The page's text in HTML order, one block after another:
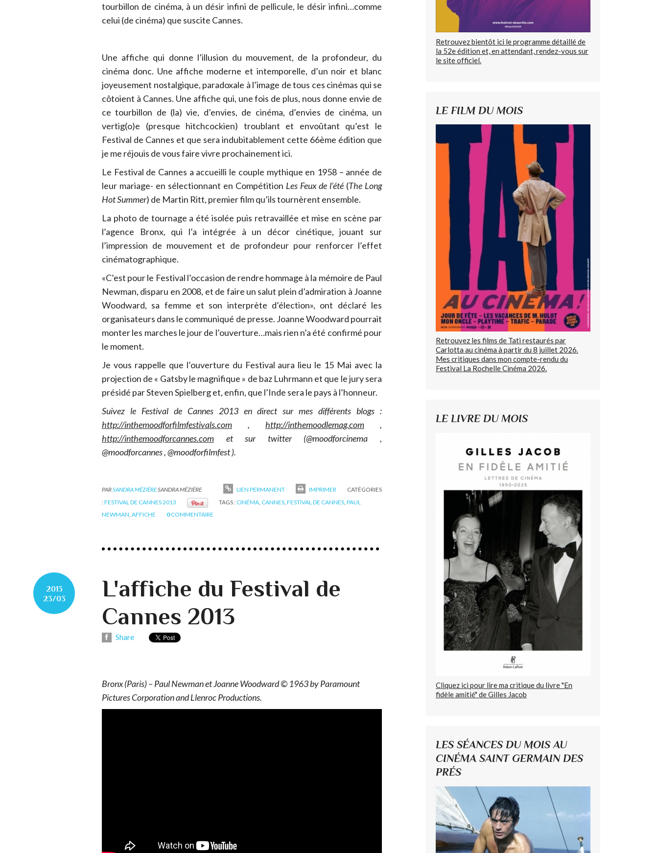
tourbillon de cinéma, à un désir infini de pellicule, le désir infini…comme
celui (de cinéma) que suscite Cannes.
Une affiche qui donne l’illusion du mouvement, de la profondeur, du
cinéma donc. Une affiche moderne et intemporelle, d’un noir et blanc
joyeusement nostalgique, paradoxale à l’image de tous ces cinémas qui se
côtoient à Cannes. Une affiche qui, une fois de plus, nous donne envie de
ce tourbillon de (la) vie, d’envies, de cinéma, d’envies de cinéma, un
vertig(o)e (presque hitchcockien) troublant et envoûtant qu’est le
Festival de Cannes et que sera indubitablement cette 66ème édition que
je me réjouis de vous faire vivre prochainement ici.
Le Festival de Cannes a accueilli le couple mythique en 1958 – année de
leur mariage- en sélectionnant en Compétition Les Feux de l’été (The Long
Hot Summer) de Martin Ritt, premier film qu’ils tournèrent ensemble.
La photo de tournage a été isolée puis retravaillée et mise en scène par
l’agence Bronx, qui l’a intégrée à un décor cinétique, jouant sur
l’impression de mouvement et de profondeur pour renforcer l’effet
cinématographique.
«C’est pour le Festival l’occasion de rendre hommage à la mémoire de Paul
Newman, disparu en 2008, et de faire un salut plein d’admiration à Joanne
Woodward, sa femme et son interprète d’élection», ont déclaré les
organisateurs dans le communiqué de presse. Joanne Woodward pourrait
monter les marches le jour de l’ouverture…mais rien n’a été confirmé pour
le moment.
Je vous rappelle que l’ouverture du Festival aura lieu le 15 Mai avec la
projection de « Gatsby le magnifique » de baz Luhrmann et que le jury sera
présidé par Steven Spielberg et, enfin, que l’Inde sera le pays à l’honneur.
Suivez le Festival de Cannes 2013 en direct sur mes différents blogs :
http://inthemoodforfilmfestivals.com , http://inthemoodlemag.com ,
http://inthemoodforcannes.com et sur twitter (@moodforcinema ,
@moodforcannes , @moodforfilmfest ).
PARSANDRA MÉZIÈRESANDRA MÉZIÈRE LIEN PERMANENT IMPRIMER
CATÉGORIES
:FESTIVAL DE CANNES 2013 TAGS : CINÉMA, CANNES, FESTIVAL DE CANNES, PAUL
NEWMAN, AFFICHE 0 COMMENTAIRE
2013
23/03
L'affiche du Festival de
Cannes 2013
Share
Bronx (Paris) – Paul Newman et Joanne Woodward © 1963 by Paramount
Pictures Corporation and Llenroc Productions.
Retrouvez bientôt ici le programme détaillé de
la 52e édition et, en attendant, rendez-vous sur
le site officiel.
LE FILM DU MOIS
Retrouvez les films de Tati restaurés par
Carlotta au cinéma à partir du 8 juillet 2026.
Mes critiques dans mon compte-rendu du
Festival La Rochelle Cinéma 2026.
LE LIVRE DU MOIS
Cliquez ici pour lire ma critique du livre "En
fidèle amitié" de Gilles Jacob
LES SÉANCES DU MOIS AU
CINÉMA SAINT GERMAIN DES
PRÉS